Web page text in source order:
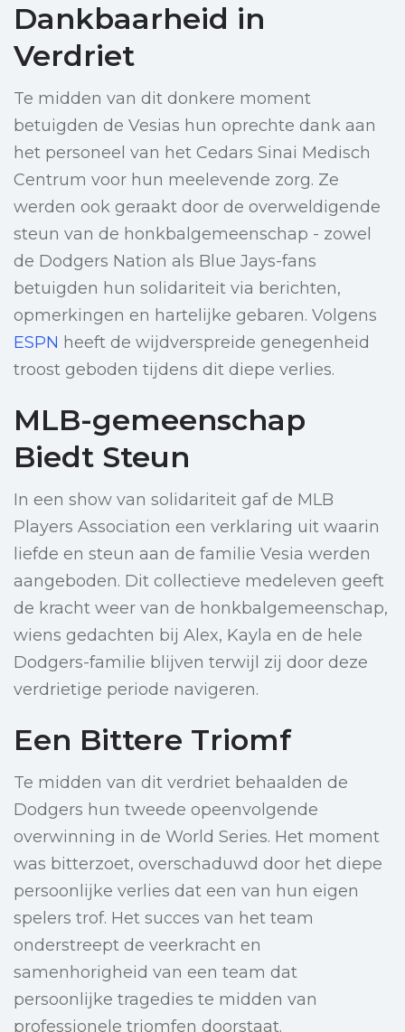
Dankbaarheid in
Verdriet
Te midden van dit donkere moment
betuigden de Vesias hun oprechte dank aan
het personeel van het Cedars Sinai Medisch
Centrum voor hun meelevende zorg. Ze
werden ook geraakt door de overweldigende
steun van de honkbalgemeenschap - zowel
de Dodgers Nation als Blue Jays-fans
betuigden hun solidariteit via berichten,
opmerkingen en hartelijke gebaren. Volgens
ESPN heeft de wijdverspreide genegenheid
troost geboden tijdens dit diepe verlies.
MLB-gemeenschap
Biedt Steun
In een show van solidariteit gaf de MLB
Players Association een verklaring uit waarin
liefde en steun aan de familie Vesia werden
aangeboden. Dit collectieve medeleven geeft
de kracht weer van de honkbalgemeenschap,
wiens gedachten bij Alex, Kayla en de hele
Dodgers-familie blijven terwijl zij door deze
verdrietige periode navigeren.
Een Bittere Triomf
Te midden van dit verdriet behaalden de
Dodgers hun tweede opeenvolgende
overwinning in de World Series. Het moment
was bitterzoet, overschaduwd door het diepe
persoonlijke verlies dat een van hun eigen
spelers trof. Het succes van het team
onderstreept de veerkracht en
samenhorigheid van een team dat
persoonlijke tragedies te midden van
professionele triomfen doorstaat.